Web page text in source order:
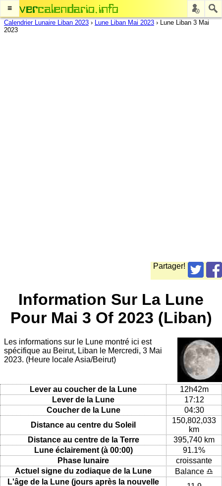
≡
Calendrier Lunaire Liban 2023 › Lune Liban Mai 2023 › Lune Liban 3 Mai
2023
Partager!
Information Sur La Lune
Pour Mai 3 Of 2023 (Liban)
Les informations sur le Lune montré ici est
spécifique au Beirut, Liban le Mercredi, 3 Mai
2023. (Heure locale Asia/Beirut)
Lever au coucher de la Lune
12h42m
Lever de la Lune
17:12
Coucher de la Lune
04:30
Distance au centre du Soleil
150,802,033
km
Distance au centre de la Terre
395,740 km
Lune éclairement (à 00:00)
91.1%
Phase lunaire
croissante
Actuel signe du zodiaque de la Lune
Balance ♎
L'âge de la Lune (jours après la nouvelle